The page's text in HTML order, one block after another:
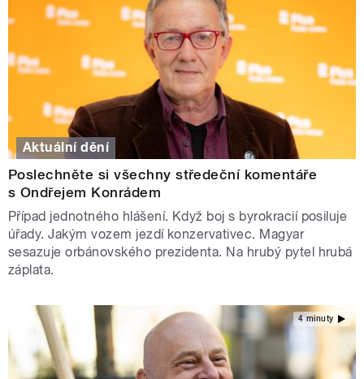
Aktuální dění
Poslechněte si všechny středeční komentáře
s Ondřejem Konrádem
Případ jednotného hlášení. Když boj s byrokracií posiluje
úřady. Jakým vozem jezdí konzervativec. Magyar
sesazuje orbánovského prezidenta. Na hrubý pytel hrubá
záplata.
4 minuty